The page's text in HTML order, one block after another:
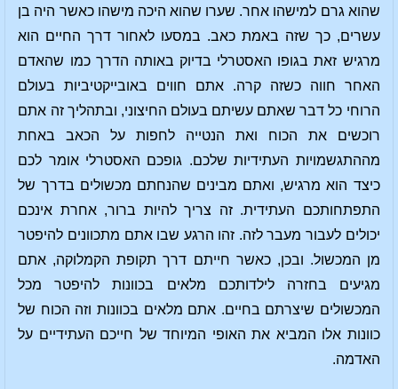
שהוא גרם למישהו אחר. שערו שהוא היכה מישהו כאשר היה בן
עשרים, כך שזה באמת כאב. במסעו לאחור דרך החיים הוא
מרגיש זאת בגופו האסטרלי בדיוק באותה הדרך כמו שהאדם
האחר חווה כשזה קרה. אתם חווים באובייקטיביות בעולם
הרוחי כל דבר שאתם עשיתם בעולם החיצוני, ובתהליך זה אתם
רוכשים את הכוח ואת הנטייה לחפות על הכאב באחת
מההתגשמויות העתידיות שלכם. גופכם האסטרלי אומר לכם
כיצד הוא מרגיש, ואתם מבינים שהנחתם מכשולים בדרך של
התפתחותכם העתידית. זה צריך להיות ברור, אחרת אינכם
יכולים לעבור מעבר לזה. זהו הרגע שבו אתם מתכוונים להיפטר
מן המכשול. ובכן, כאשר חייתם דרך תקופת הקמלוקה, אתם
מגיעים בחזרה לילדותכם מלאים בכוונות להיפטר מכל
המכשולים שיצרתם בחיים. אתם מלאים בכוונות וזה הכוח של
כוונות אלו המביא את האופי המיוחד של חייכם העתידיים על
האדמה.